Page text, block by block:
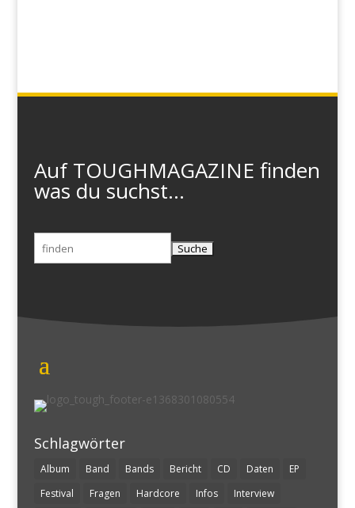
Auf TOUGHMAGAZINE finden
was du suchst...
Suchen
nach:
Schlagwörter
Album Band Bands Bericht CD Daten
EP
Festival
Fragen Hardcore Infos Interview